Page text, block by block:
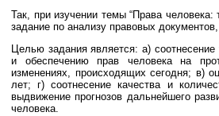
Так, при изучении темы “Права
задание по анализу правовых
Целью задания является: а)
и обеспечению прав человека на
изменениях, происходящих сегодня; в)
лет; г) соотнесение качества и
выдвижение прогнозов дальнейшего
человека.